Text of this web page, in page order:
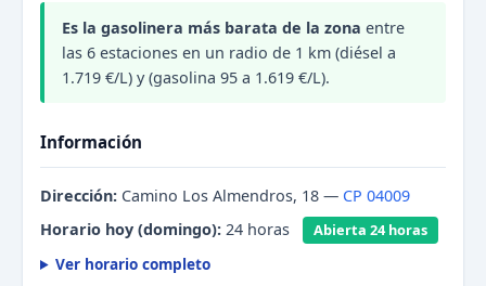
Es la gasolinera más barata de la zona entre
las 6 estaciones en un radio de 1 km (diésel a
1.719 €/L) y (gasolina 95 a 1.619 €/L).
Información
Dirección: Camino Los Almendros, 18 — CP 04009
Horario hoy (domingo): 24 horas Abierta 24 horas
Ver horario completo